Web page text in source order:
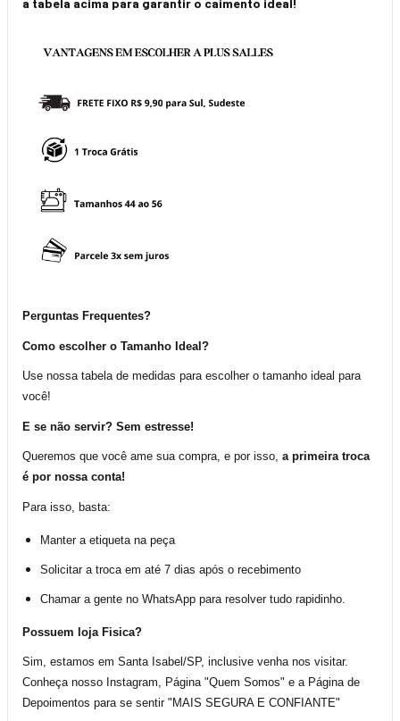
a tabela acima para garantir o caimento ideal!
Perguntas Frequentes?
Como escolher o Tamanho Ideal?
Use nossa tabela de medidas para escolher o tamanho ideal para
você!
E se não servir? Sem estresse!
Queremos que você ame sua compra, e por isso, a primeira troca
é por nossa conta!
Para isso, basta:
Manter a etiqueta na peça
Solicitar a troca em até 7 dias após o recebimento
Chamar a gente no WhatsApp para resolver tudo rapidinho.
Possuem loja Fisica?
Sim, estamos em Santa Isabel/SP, inclusive venha nos visitar.
Conheça nosso Instagram, Página "Quem Somos" e a Página de
Depoimentos para se sentir "MAIS SEGURA E CONFIANTE"